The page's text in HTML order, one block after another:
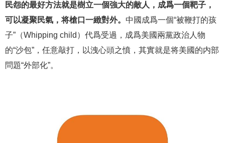
民怨的最好方法就是樹立一個強大的敵人，成爲一個靶子，
可以凝聚民氣，将槍口一緻對外。 中國成爲一個“被鞭打的孩
子”（Whipping child）代爲受過，成爲美國兩黨政治人物
的“沙包”，任意敲打，以洩心頭之憤，其實就是将美國的内部
問題“外部化”。